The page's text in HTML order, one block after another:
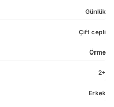
Günlük
Çift cepli
Örme
2+
Erkek